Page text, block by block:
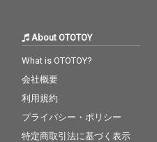
About OTOTOY
What is OTOTOY?
会社概要
利用規約
プライバシー・ポリシー
特定商取引法に基づく表示